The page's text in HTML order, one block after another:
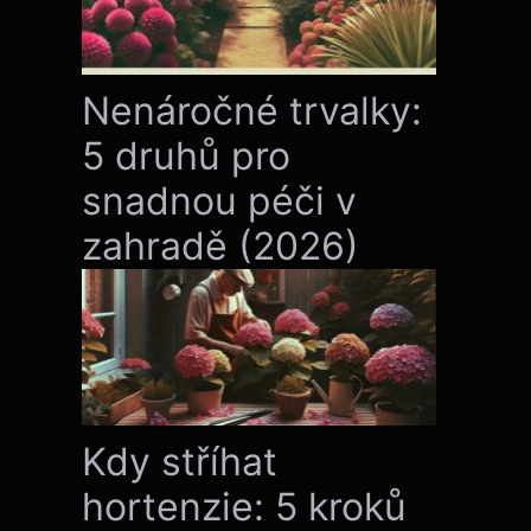
Nenáročné trvalky:
5 druhů pro
snadnou péči v
zahradě (2026)
Kdy stříhat
hortenzie: 5 kroků